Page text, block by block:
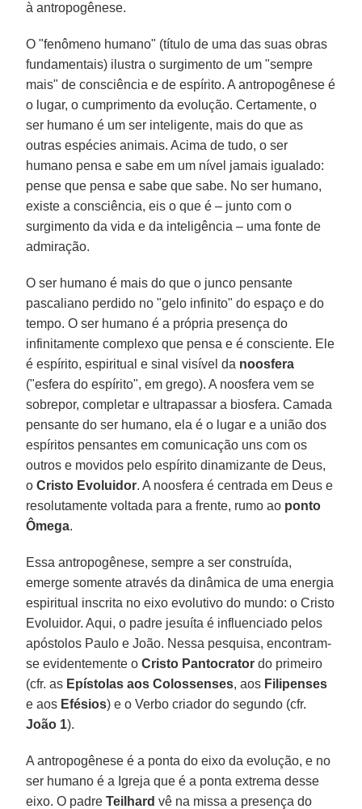
à antropogênese.
O "fenômeno humano" (título de uma das suas obras
fundamentais) ilustra o surgimento de um "sempre
mais" de consciência e de espírito. A antropogênese é
o lugar, o cumprimento da evolução. Certamente, o
ser humano é um ser inteligente, mais do que as
outras espécies animais. Acima de tudo, o ser
humano pensa e sabe em um nível jamais igualado:
pense que pensa e sabe que sabe. No ser humano,
existe a consciência, eis o que é – junto com o
surgimento da vida e da inteligência – uma fonte de
admiração.
O ser humano é mais do que o junco pensante
pascaliano perdido no "gelo infinito" do espaço e do
tempo. O ser humano é a própria presença do
infinitamente complexo que pensa e é consciente. Ele
é espírito, espiritual e sinal visível da noosfera
("esfera do espírito", em grego). A noosfera vem se
sobrepor, completar e ultrapassar a biosfera. Camada
pensante do ser humano, ela é o lugar e a união dos
espíritos pensantes em comunicação uns com os
outros e movidos pelo espírito dinamizante de Deus,
oCristo Evoluidor. A noosfera é centrada em Deus e
resolutamente voltada para a frente, rumo ao ponto
Ômega.
Essa antropogênese, sempre a ser construída,
emerge somente através da dinâmica de uma energia
espiritual inscrita no eixo evolutivo do mundo: o Cristo
Evoluidor. Aqui, o padre jesuíta é influenciado pelos
apóstolos Paulo e João. Nessa pesquisa, encontram-
se evidentemente oCristo Pantocrator do primeiro
(cfr. as Epístolas aos Colossenses, aos Filipenses
e aos Efésios) e o Verbo criador do segundo (cfr.
João 1).
A antropogênese é a ponta do eixo da evolução, e no
ser humano é a Igreja que é a ponta extrema desse
eixo. O padreTeilhard vê na missa a presença do